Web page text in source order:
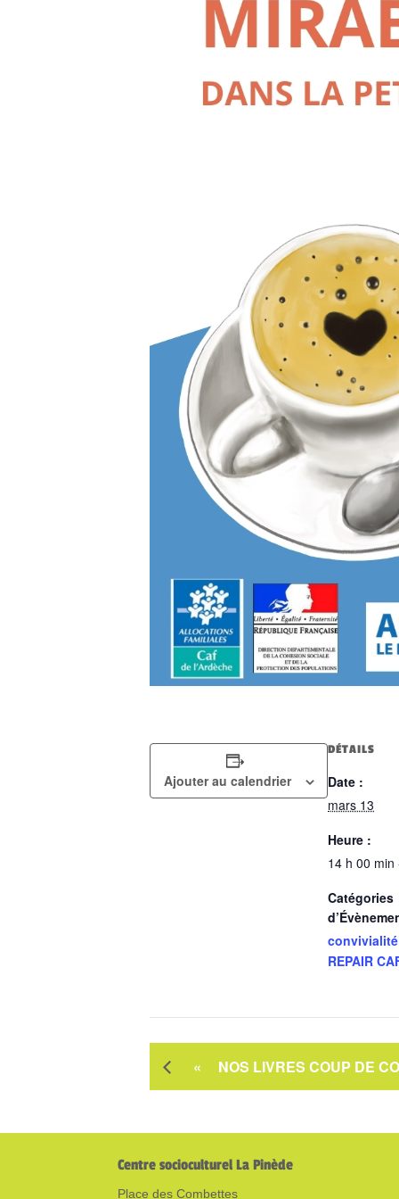
Ajouter au calendrier
DÉTAILS
Date :
mars 13
Heure :
14 h 00
Catégories
convivialité
REPAIR
« NOS LIVRES COUP DE
Centre socioculturel La Pinède
Place des Combettes